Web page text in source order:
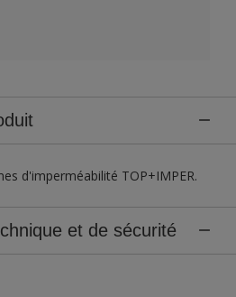
d'imperméabilité TOP+IMPER.
et de sécurité